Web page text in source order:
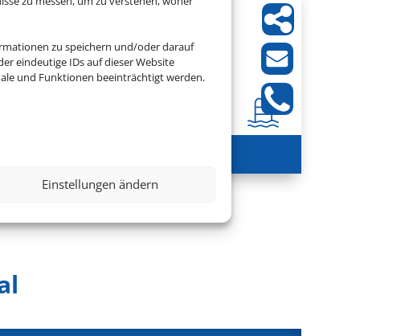
zu speichern und/oder darauf
eindeutige IDs auf dieser Website
und Funktionen beeinträchtigt werden.
Einstellungen ändern
Calheta, Madeira